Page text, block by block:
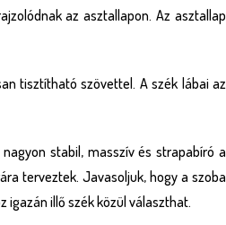
az asztallapon. Az asztallap
tisztítható szövettel. A szék lábai az
stabil, masszív és strapabíró a
terveztek. Javasoljuk, hogy a szoba
igazán illő szék közül választhat.